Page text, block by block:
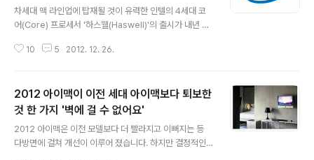
도 미궁 속으로'
차세대 맥 라인업에 탑재될 것이 유력한 인텔의 4세대 코
어(Core) 프로세서 '하스웰(Haswell)'의 출시가 내년 4
VR-Zone이 오늘 공개한 인텔 내부 자료에 의하면 하스웰
것으로 나타났습니다. 이는 애초 알려진 4월 출시에 비해
2달이나 일정이 밀려난 것입니다. 이번에 공개된 자료에는
하스웰의 출시일과 함께 4770K/ 4770/ 4770T/ 4770
S/ 4765T (35W)의 i7 데스크탑 라인업과 4670K/ 46
70/4670T/ 4570/ 4670S/ 4570S/ 4430S의 i5 데
10 5 2012. 12. 26.
2012 아이맥이 이전 세대 아이맥보다 퇴보한
것 한 가지 '벽에 걸 수 없어요'
2012 아이맥은 이전 모델보다 더 빨라지고 이뻐지는 등
다방면에 걸쳐 개선이 이루어 졌습니다. 하지만 결정적인